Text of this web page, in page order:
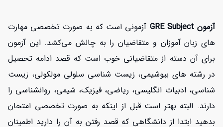
آزمون GRE Subject
آزمونی است که به صورت تخصصی مهارت
های زبان آموزان و متقاضیان را به چالش می‌کشد. این آزمون
برای آن دسته از متقاضیانی خوب است که قصد ادامه تحصیل
در رشته های بیوشیمی، زیست شناسی سلولی مولکولی، زیست
شناسی، ادبیات انگلیسی، ریاضی، فیزیک، شیمی، روانشناسی را
دارند. البته بهتر است قبل از اینکه به صورت تخصصی امتحان
بدهید ابتدا از دانشگاهی که قصد رفتن به آن را دارید اطمینان